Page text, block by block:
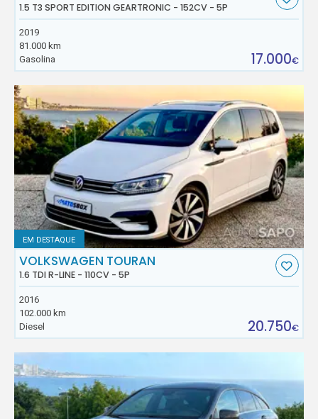
1.5 T3 SPORT EDITION GEARTRONIC - 152CV - 5P
2019
81.000 km
Gasolina
17.000€
EM DESTAQUE
VOLKSWAGEN TOURAN
1.6 TDI R-LINE - 110CV - 5P
2016
102.000 km
Diesel
20.750€